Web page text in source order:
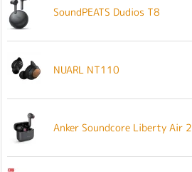
SoundPEATS Dudios T8
NUARL NT110
Anker Soundcore Liberty Air 2